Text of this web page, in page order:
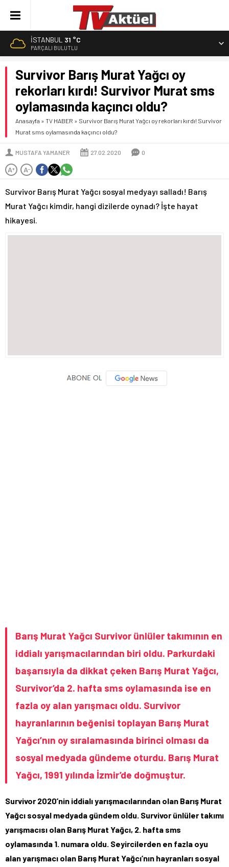
İSTANBUL 31 °C
PARÇALI BULUTLU
Survivor Barış Murat Yağcı oy
rekorları kırdı! Survivor Murat sms
oylamasında kaçıncı oldu?
Anasayfa » TV HABER » Survivor Barış Murat Yağcı oy rekorları kırdı! Survivor
Murat sms oylamasında kaçıncı oldu?
MUSTAFA YAMANER 27.02.2020 0
A+ A-
Survivor Barış Murat Yağcı sosyal medyayı salladı! Barış
Murat Yağcı kimdir, hangi dizilerde oynadı? İşte hayat
hikayesi.
Barış Murat Yağcı Survivor ünlüler takımının en
iddialı yarışmacılarından biri oldu. Parkurdaki
başarısıyla da dikkat çeken Barış Murat Yağcı,
Survivor’da 2. hafta sms oylamasında ise en
fazla oy alan yarışmacı oldu. Survivor
hayranlarının beğenisi toplayan Barış Murat
Yağcı’nın oy sıralamasında birinci olması da
sosyal medyada gündeme oturdu. Barış Murat
Yağcı, 1991 yılında İzmir’de doğmuştur.
Survivor 2020’nin iddialı yarışmacılarından olan Barış Murat
Yağcı sosyal medyada gündem oldu. Survivor ünlüler takımı
yarışmacısı olan Barış Murat Yağcı, 2. hafta sms
oylamasında 1. numara oldu. Seyircilerden en fazla oyu
alan yarışmacı olan Barış Murat Yağcı’nın hayranları sosyal